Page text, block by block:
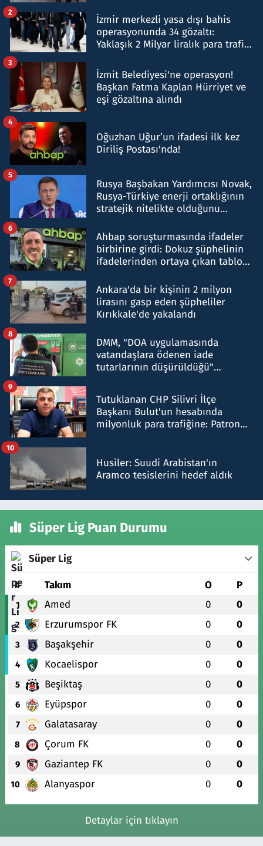
İzmir merkezli yasa dışı bahis
operasyonunda 34 gözaltı:
Yaklaşık 2 Milyar liralık para trafiği
2
İzmit Belediyesi'ne operasyon!
Başkan Fatma Kaplan Hürriyet ve
eşi gözaltına alındı
3
Oğuzhan Uğur’un ifadesi ilk kez
Diriliş Postası'nda!
4
Rusya Başbakan Yardımcısı Novak,
Rusya-Türkiye enerji ortaklığının
stratejik nitelikte olduğunu
5
Ahbap soruşturmasında ifadeler
birbirine girdi: Dokuz şüphelinin
ifadelerinden ortaya çıkan tablo
6
Ankara'da bir kişinin 2 milyon
lirasını gasp eden şüpheliler
Kırıkkale'de yakalandı
7
DMM, "DOA uygulamasında
vatandaşlara ödenen iade
tutarlarının düşürüldüğü"
8
Tutuklanan CHP Silivri İlçe
Başkanı Bulut'un hesabında
milyonluk para trafiğine: Patron
9
Husiler: Suudi Arabistan'ın
Aramco tesislerini hedef aldık
10
Süper Lig Puan Durumu
Süper Lig
# Takım O P
1 Amed 0 0
2 Erzurumspor FK 0 0
3 Başakşehir 0 0
4 Kocaelispor 0 0
5 Beşiktaş 0 0
6 Eyüpspor 0 0
7 Galatasaray 0 0
8 Çorum FK 0 0
9 Gaziantep FK 0 0
10 Alanyaspor 0 0
Detaylar için tıklayın